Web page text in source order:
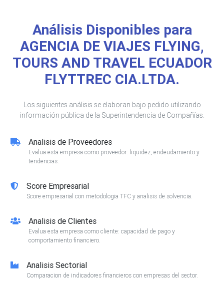
Análisis Disponibles para
AGENCIA DE VIAJES FLYING,
TOURS AND TRAVEL ECUADOR
FLYTTREC CIA.LTDA.
Los siguientes análisis se elaboran bajo pedido utilizando
información pública de la Superintendencia de Compañías.
Analisis de Proveedores
Evalua esta empresa como proveedor: liquidez, endeudamiento y
tendencias.
Score Empresarial
Score empresarial con metodologia TFC y analisis de solvencia.
Analisis de Clientes
Evalua esta empresa como cliente: capacidad de pago y
comportamiento financiero.
Analisis Sectorial
Comparacion de indicadores financieros con empresas del sector.